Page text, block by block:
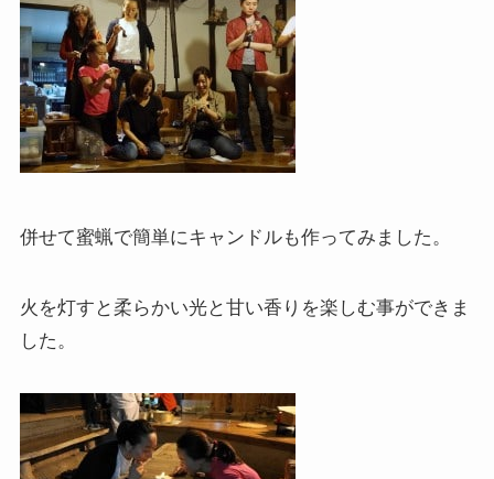
併せて蜜蝋で簡単にキャンドルも作ってみました。
火を灯すと柔らかい光と甘い香りを楽しむ事ができま
した。